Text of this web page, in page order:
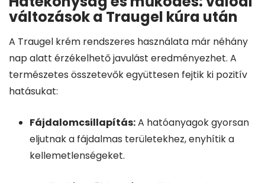
változások a Traugel kúra után
A Traugel krém rendszeres használata már néhány
nap alatt érzékelhető javulást eredményezhet. A
természetes összetevők együttesen fejtik ki pozitív
hatásukat:
Fájdalomcsillapítás:A hatóanyagok gyorsan
eljutnak a fájdalmas területekhez, enyhítik a
kellemetlenségeket.